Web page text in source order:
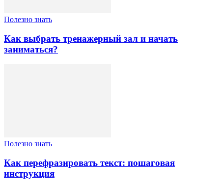
Полезно знать
Как выбрать тренажерный зал и начать
заниматься?
Полезно знать
Как перефразировать текст: пошаговая
инструкция